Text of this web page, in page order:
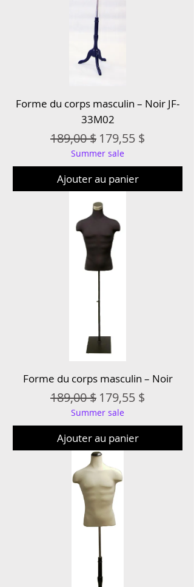
Forme du corps masculin – Noir JF-
33M02
Prix original
189,00 $ Prix promotionnel
179,55 $
Summer sale
Ajouter au panier
Forme du corps masculin – Noir
Prix original
189,00 $ Prix promotionnel
179,55 $
Summer sale
Ajouter au panier